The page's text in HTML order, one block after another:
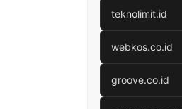
teknolimit.id
webkos.co.id
groove.co.id